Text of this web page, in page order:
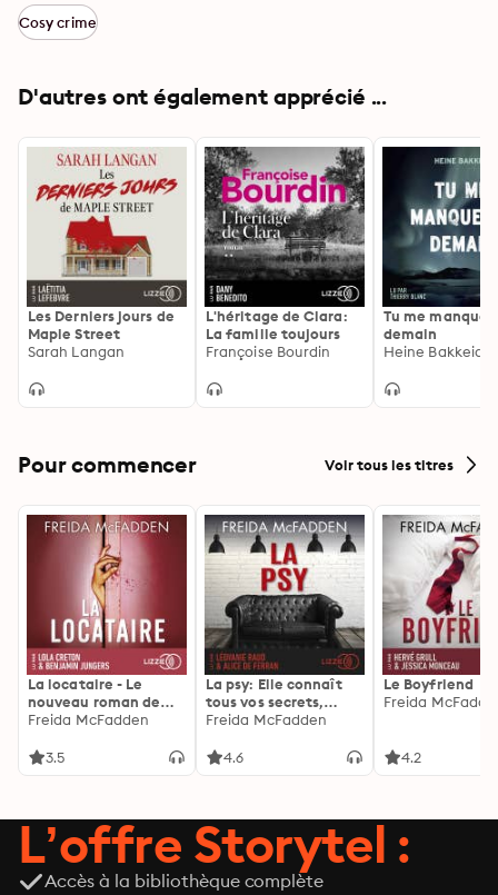
Cosy crime
D'autres ont également apprécié ...
Les Derniers jours de
Maple Street
Sarah Langan
L'héritage de Clara:
La famille toujours
Françoise Bourdin
Tu me
demain
Heine Bakkeid
Pour commencer Voir tous les titres
La locataire - Le
nouveau roman de
l'autrice de La femme
Freida McFadden
3.5
La psy: Elle connaît
tous vos secrets,
découvrez les siens ...
Freida McFadden
4.6
Le Boyfriend
Freida
4.2
L’offre Storytel :
Accès à la bibliothèque complète